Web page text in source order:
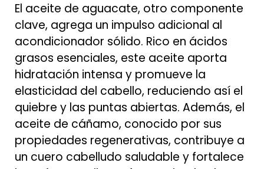
El aceite de aguacate, otro componente
clave, agrega un impulso adicional al
acondicionador sólido. Rico en ácidos
grasos esenciales, este aceite aporta
hidratación intensa y promueve la
elasticidad del cabello, reduciendo así el
quiebre y las puntas abiertas. Además, el
aceite de cáñamo, conocido por sus
propiedades regenerativas, contribuye a
un cuero cabelludo saludable y fortalece